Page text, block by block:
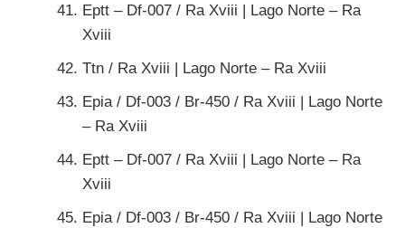
Eptt – Df-007 / Ra Xviii | Lago Norte – Ra
Xviii
Ttn / Ra Xviii | Lago Norte – Ra Xviii
Epia / Df-003 / Br-450 / Ra Xviii | Lago Norte
– Ra Xviii
Eptt – Df-007 / Ra Xviii | Lago Norte – Ra
Xviii
Epia / Df-003 / Br-450 / Ra Xviii | Lago Norte